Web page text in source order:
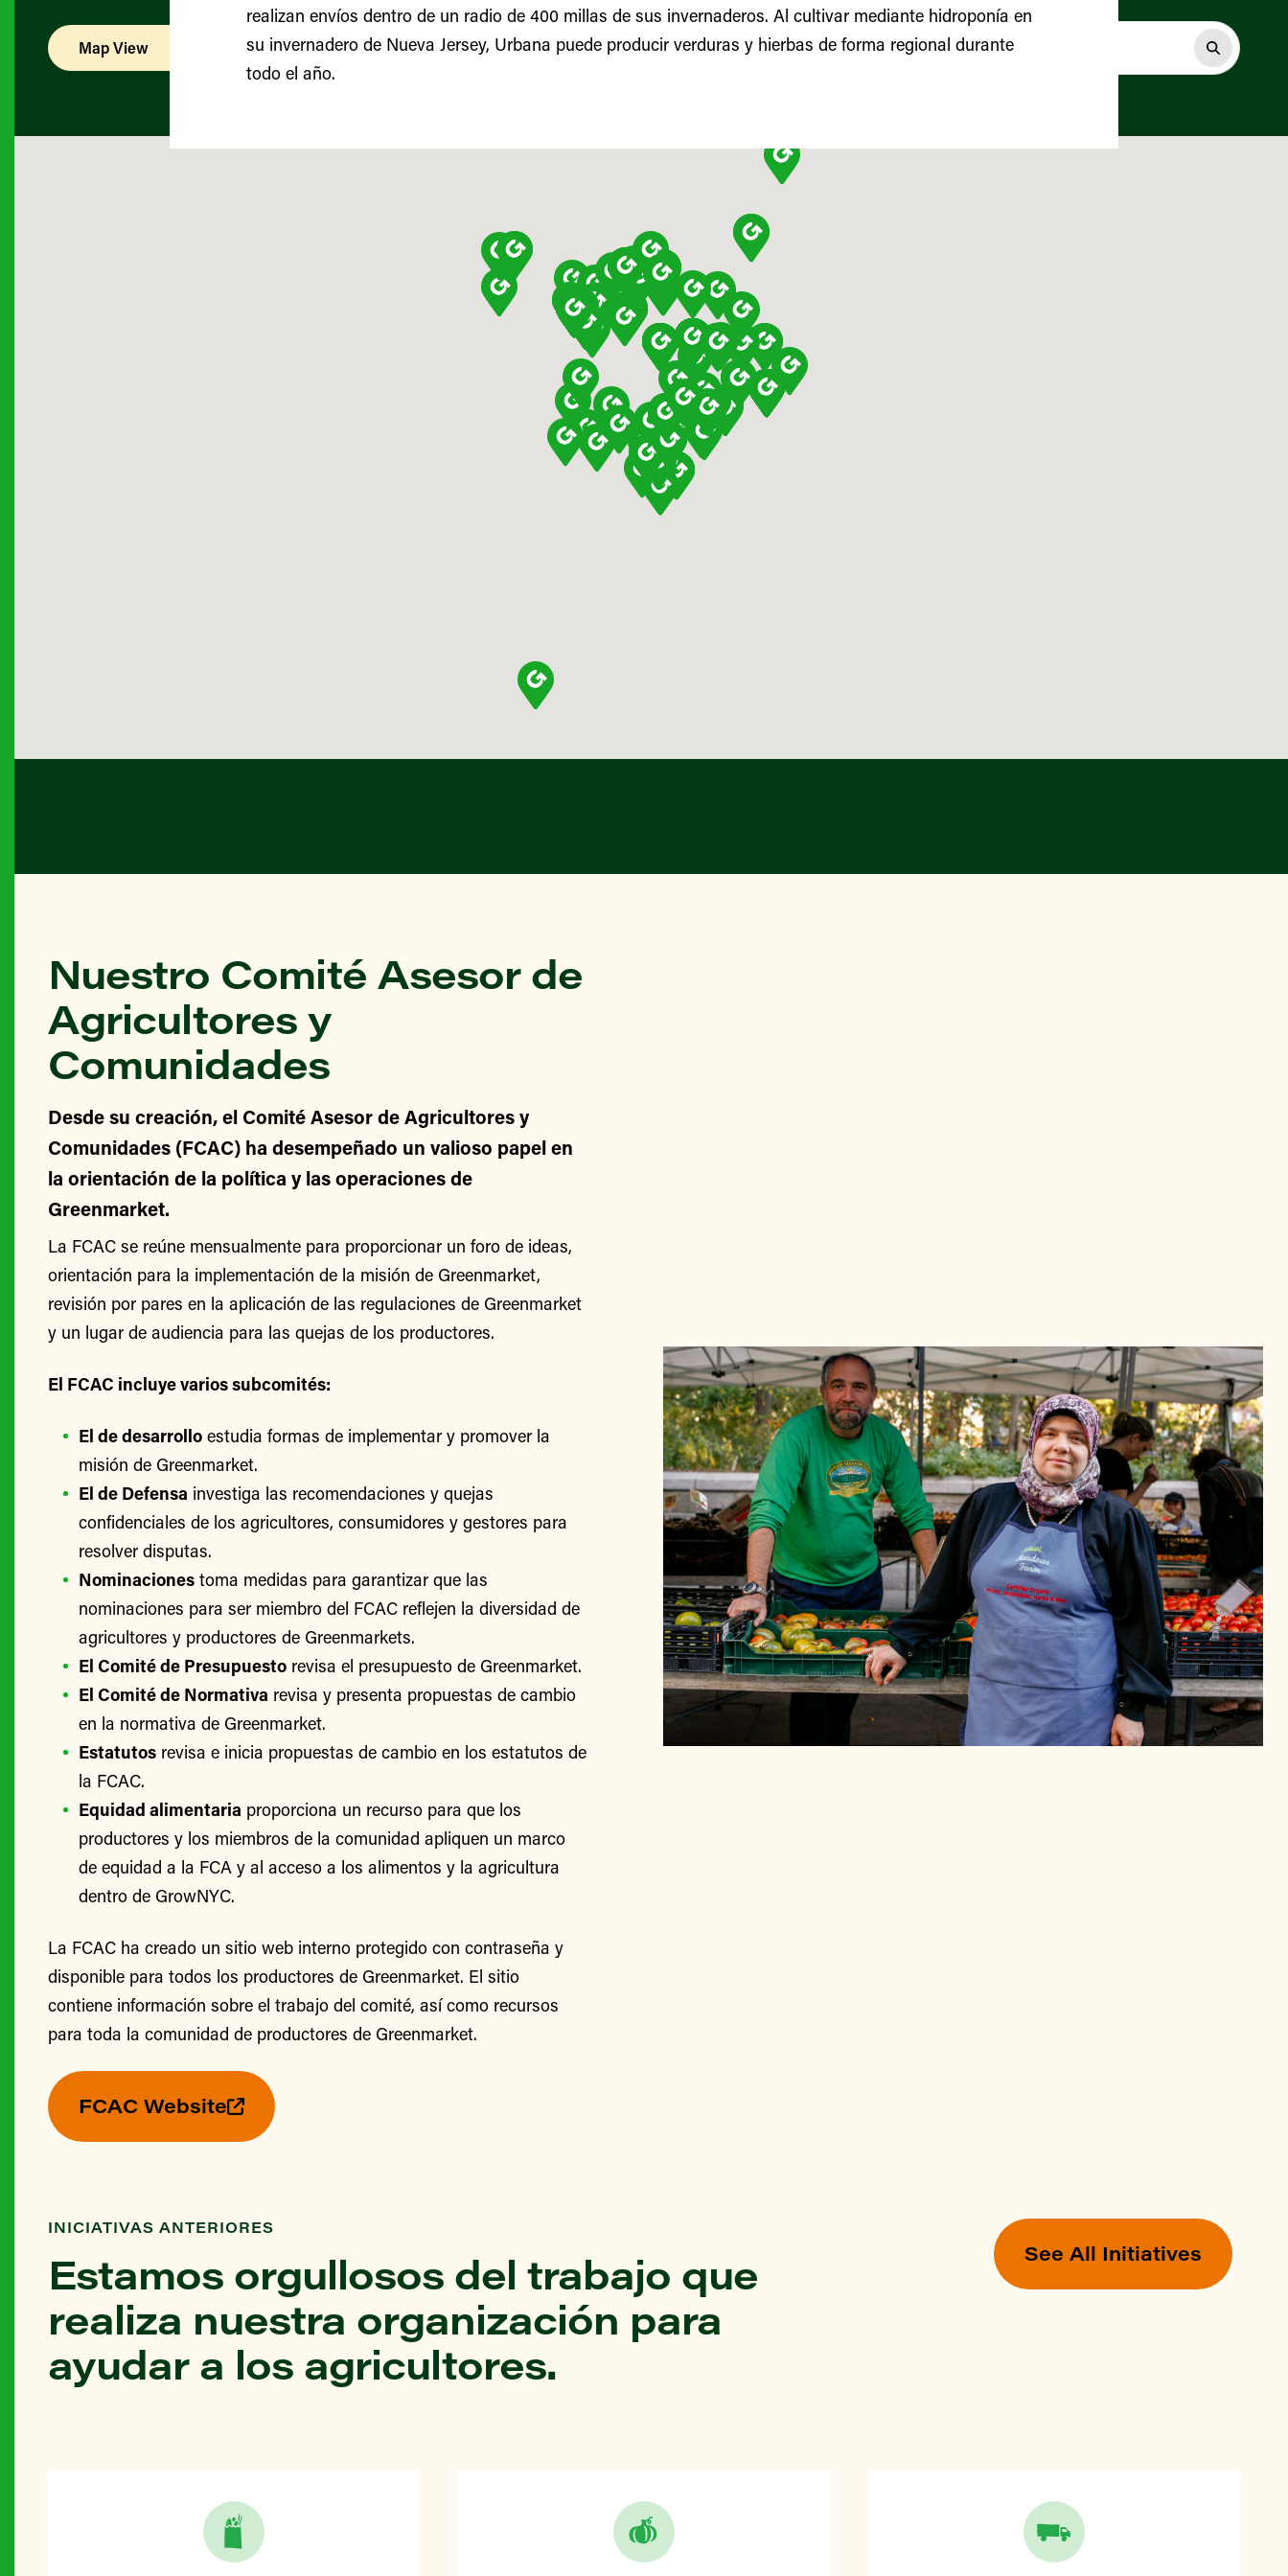
Map View List View
Nuestro Comité Asesor de
Agricultores y
Comunidades
Desde su creación, el Comité Asesor de Agricultores y
Comunidades (FCAC) ha desempeñado un valioso papel en
la orientación de la política y las operaciones de
Greenmarket.
La FCAC se reúne mensualmente para proporcionar un foro de ideas,
orientación para la implementación de la misión de Greenmarket,
revisión por pares en la aplicación de las regulaciones de Greenmarket
y un lugar de audiencia para las quejas de los productores.
El FCAC incluye varios subcomités:
El de desarrollo estudia formas de implementar y promover la
misión de Greenmarket.
El de Defensa investiga las recomendaciones y quejas
confidenciales de los agricultores, consumidores y gestores para
resolver disputas.
Nominaciones toma medidas para garantizar que las
nominaciones para ser miembro del FCAC reflejen la diversidad de
agricultores y productores de Greenmarkets.
El Comité de Presupuesto revisa el presupuesto de Greenmarket.
El Comité de Normativa revisa y presenta propuestas de cambio
en la normativa de Greenmarket.
Estatutos revisa e inicia propuestas de cambio en los estatutos de
la FCAC.
Equidad alimentaria proporciona un recurso para que los
productores y los miembros de la comunidad apliquen un marco
de equidad a la FCA y al acceso a los alimentos y la agricultura
dentro de GrowNYC.
La FCAC ha creado un sitio web interno protegido con contraseña y
disponible para todos los productores de Greenmarket. El sitio
contiene información sobre el trabajo del comité, así como recursos
para toda la comunidad de productores de Greenmarket.
FCAC Website
INICIATIVAS ANTERIORES
Estamos orgullosos del trabajo que
realiza nuestra organización para
ayudar a los agricultores.
See All Initiatives
realizan envíos dentro de un radio de 400 millas de sus invernaderos. Al cultivar mediante hidroponía en
su invernadero de Nueva Jersey, Urbana puede producir verduras y hierbas de forma regional durante
todo el año.